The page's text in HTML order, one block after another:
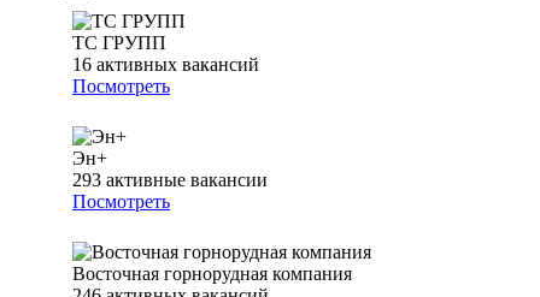
ТС ГРУПП
16 активных вакансий
Посмотреть
Эн+
293 активные вакансии
Посмотреть
Восточная горнорудная компания